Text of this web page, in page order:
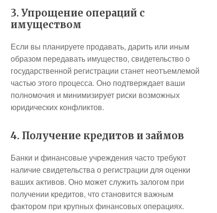
3. Упрощение операций с
имуществом
Если вы планируете продавать, дарить или иным
образом передавать имущество, свидетельство о
государственной регистрации станет неотъемлемой
частью этого процесса. Оно подтверждает ваши
полномочия и минимизирует риски возможных
юридических конфликтов.
4. Получение кредитов и займов
Банки и финансовые учреждения часто требуют
наличие свидетельства о регистрации для оценки
ваших активов. Оно может служить залогом при
получении кредитов, что становится важным
фактором при крупных финансовых операциях.